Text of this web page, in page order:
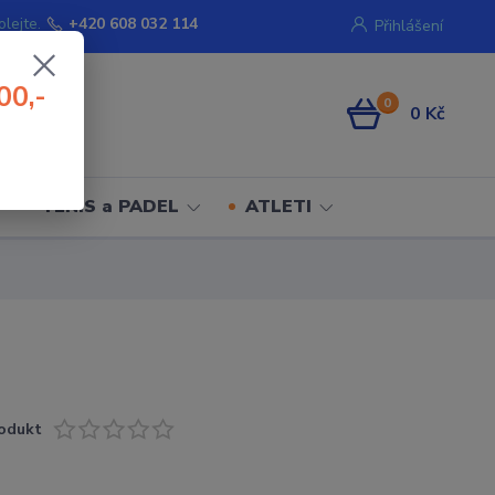
Přihlášení
+420 608 032 114
0 0 Kč
TENIS a PADEL ATLETI